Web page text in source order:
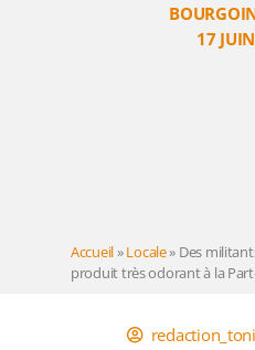
17
Accueil»Locale» Des
produit très odorant à la